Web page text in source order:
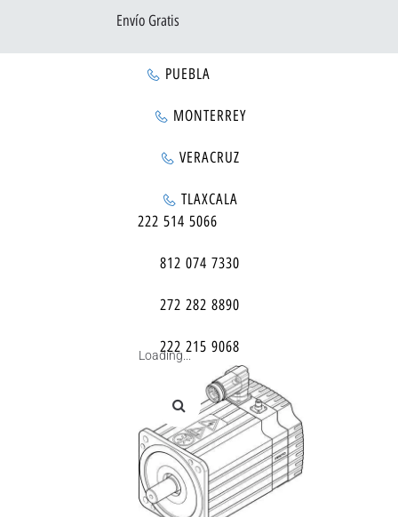
Envío Gratis
PUEBLA
MONTERREY
VERACRUZ
TLAXCALA
222 514 5066
812 074 7330
272 282 8890
222 215 9068
Loading...